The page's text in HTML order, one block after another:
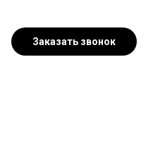
Заказать звонок